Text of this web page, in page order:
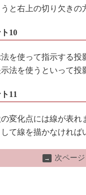
と右上の切り欠きの
10
を使って指示する投
法を使うといって投
11
変化点には線が表れ
て線を描かなければ
→ 次ページ